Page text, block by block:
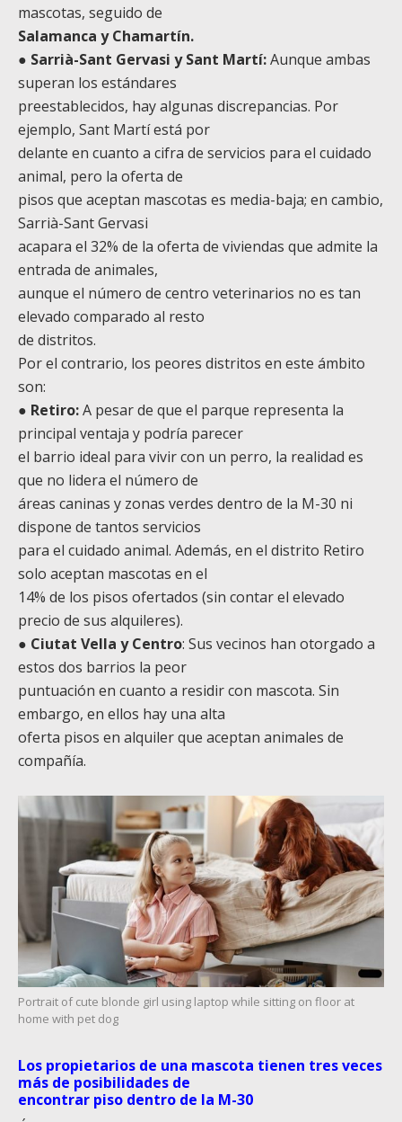
mascotas, seguido de
Salamanca y Chamartín.
● Sarrià-Sant Gervasi y Sant Martí:Aunque ambas
superan los estándares
preestablecidos, hay algunas discrepancias. Por
ejemplo, Sant Martí está por
delante en cuanto a cifra de servicios para el cuidado
animal, pero la oferta de
pisos que aceptan mascotas es media-baja; en cambio,
Sarrià-Sant Gervasi
acapara el 32% de la oferta de viviendas que admite la
entrada de animales,
aunque el número de centro veterinarios no es tan
elevado comparado al resto
de distritos.
Por el contrario, los peores distritos en este ámbito
son:
● Retiro:A pesar de que el parque representa la
principal ventaja y podría parecer
el barrio ideal para vivir con un perro, la realidad es
que no lidera el número de
áreas caninas y zonas verdes dentro de la M-30 ni
dispone de tantos servicios
para el cuidado animal. Además, en el distrito Retiro
solo aceptan mascotas en el
14% de los pisos ofertados (sin contar el elevado
precio de sus alquileres).
● Ciutat Vella y Centro: Sus vecinos han otorgado a
estos dos barrios la peor
puntuación en cuanto a residir con mascota. Sin
embargo, en ellos hay una alta
oferta pisos en alquiler que aceptan animales de
compañía.
Portrait of cute blonde girl using laptop while sitting on floor at
home with pet dog
Los propietarios de una mascota tienen tres veces
más de posibilidades de
encontrar piso dentro de la M-30